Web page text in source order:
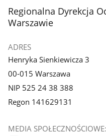
stopka
Regionalna Dyrekcja
Warszawie
ADRES
Henryka Sienkiewicza 3
00-015 Warszawa
NIP 525 24 38 388
Regon 141629131
MEDIA SPOŁECZNOŚCIOWE: